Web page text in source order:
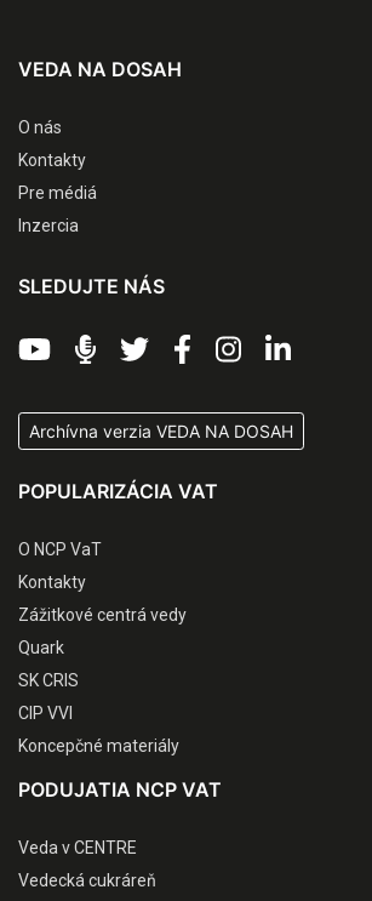
VEDA NA DOSAH
O nás
Kontakty
Pre médiá
Inzercia
SLEDUJTE NÁS
Archívna verzia VEDA NA DOSAH
POPULARIZÁCIA VAT
O NCP VaT
Kontakty
Zážitkové centrá vedy
Quark
SK CRIS
CIP VVI
Koncepčné materiály
PODUJATIA NCP VAT
Veda v CENTRE
Vedecká cukráreň